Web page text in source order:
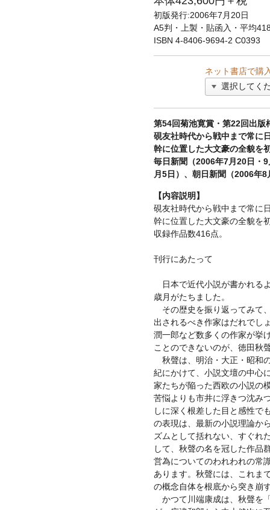
初版発行:2006年7月20日
A5判・上製・貼函入・平均
ISBN 4-8406-9694-2 C0393
ネット書店で購
第54回菊池寛賞・第22回出版
硯友社時代から戦中まで常に
幹に位置した大文豪の全貌を
毎日新聞（2006年7月20日・
月5日）、朝日新聞（2006年
【内容説明】
硯友社時代から戦中まで常に
幹に位置した大文豪の全貌を
収録作品数416点。
刊行にあたって
日本で近代小説が書かれる
歳月がたちました。
その歴史を振り返ってみて
出されるべき作家はだれでし
潤一郎など数多くの作家が挙
ことのできないのが、徳田秋
秋聲は、明治・大正・昭和
紀にかけて、小説文壇の中心
家たちが陥った西欧の小説の
苦悩よりも市井に浮きつ沈み
しに深く根差した目と感性で
の表現は、最新の小説理論か
ズムとして括れない、すぐれ
して、秋聲の名を冠した作品
営為についてのわれわれの常
あります。秋聲には、これま
の概念自体を根底から突き崩
かつて川端康成は、秋聲を